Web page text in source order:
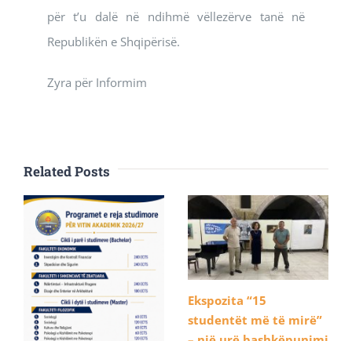
për t’u dalë në ndihmë vëllezërve tanë në
Republikën e Shqipërisë.
Zyra për Informim
Related Posts
Ekspozita “15
studentët më të mirë”